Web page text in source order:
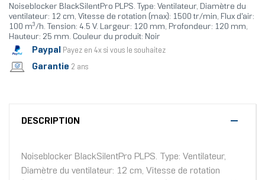
Noiseblocker BlackSilentPro PLPS. Type: Ventilateur, Diamètre du
ventilateur: 12 cm, Vitesse de rotation (max): 1500 tr/min, Flux d'air:
100 m³/h. Tension: 4.5 V. Largeur: 120 mm, Profondeur: 120 mm,
Hauteur: 25 mm. Couleur du produit: Noir
Paypal Payez en 4x si vous le souhaitez
Garantie 2 ans
DESCRIPTION
Noiseblocker BlackSilentPro PLPS. Type: Ventilateur,
Diamètre du ventilateur: 12 cm, Vitesse de rotation